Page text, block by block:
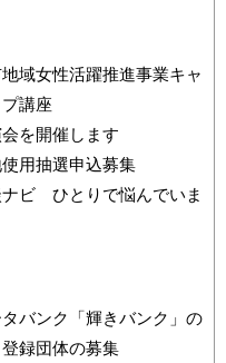
域女性活躍推進事業キャ
講座
会を開催します
用抽選申込募集
ナビ ひとりで悩んでいま
バンク「輝きバンク」の
録団体の募集